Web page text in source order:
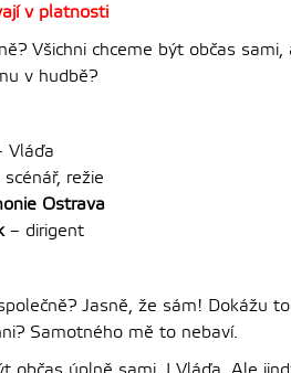
v platnosti
Všichni chceme být občas
v hudbě?
Vláďa
scénář, režie
Ostrava
– dirigent
Jasně, že sám! Dokážu
Samotného mě to nebaví.